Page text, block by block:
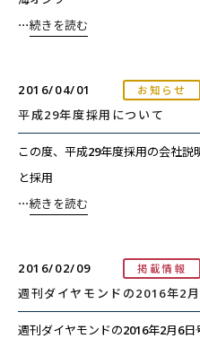
⋯続きを読む
2016/04/01 お知らせ
平成29年度採用について
この度、平成29年度採用の会社
と採用
⋯続きを読む
2016/02/09 掲載情報
週刊ダイヤモンドの2016年2
週刊ダイヤモンドの2016年2月6日